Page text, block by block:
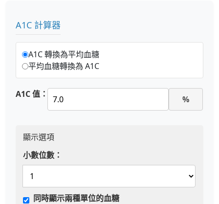
A1C 計算器
A1C 轉換為平均血糖
平均血糖轉換為 A1C
A1C 值： %
顯示選項
小數位數：
同時顯示兩種單位的血糖